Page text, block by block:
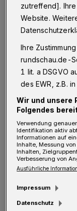
„Die noch
Euro bei der
bestätigt. Die
aufgrund der
sich nicht
ergeben sich
zutreffend].
Website.
Ihre
rundschau.de-
1 lit. a DSGVO
des EWR, z.B.
Wir und unsere
Folgendes
Verwendung
Identifikation aktiv
Informationen auf
Inhalte, Messung
Inhalten,
Verbesserung von
Ausführliche
Impressum
Datenschutz